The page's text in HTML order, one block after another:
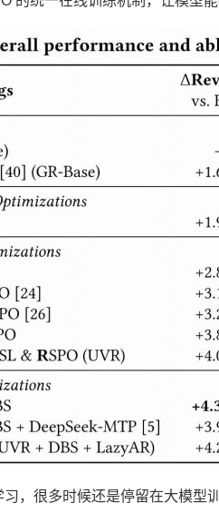
，很多时候还是停留在大模型